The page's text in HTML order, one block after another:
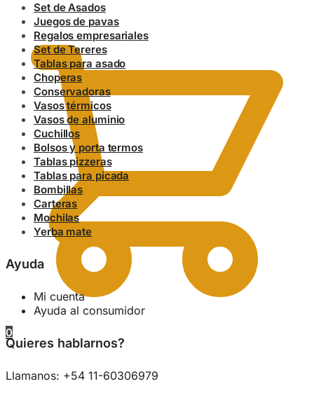
0.00 $
0
Set de Asados
Juegos de pavas
Regalos empresariales
Set de Tereres
Tablas para asado
Choperas
Conservadoras
Vasos térmicos
Vasos de aluminio
Cuchillos
Bolsos y porta termos
Tablas pizzeras
Tablas para picada
Bombillas
Carteras
Mochilas
Yerba mate
Ayuda
Mi cuenta
Ayuda al consumidor
Quieres hablarnos?
Llamanos: +54 11-60306979